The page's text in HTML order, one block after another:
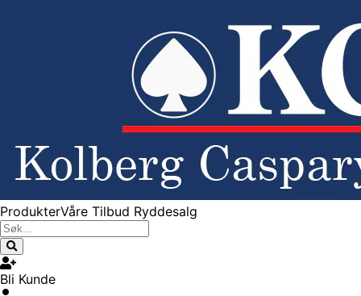
ProdukterVåre Tilbud Ryddesalg
Bli Kunde